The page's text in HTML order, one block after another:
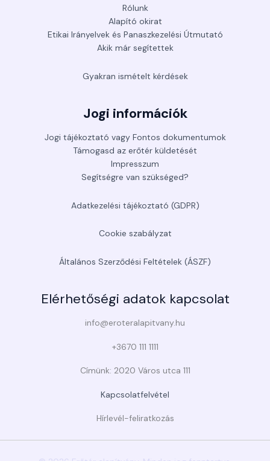
Rólunk
Alapító okirat
Etikai Irányelvek és Panaszkezelési Útmutató
Akik már segítettek
Gyakran ismételt kérdések
Jogi információk
Jogi tájékoztató vagy Fontos dokumentumok
Támogasd az erőtér küldetését
Impresszum
Segítségre van szükséged?
Adatkezelési tájékoztató (GDPR)
Cookie szabályzat
Általános Szerződési Feltételek (ÁSZF)
Elérhetőségi adatok kapcsolat
info@eroteralapitvany.hu
+3670 111 1111
Címünk: 2020 Város utca 111
Kapcsolatfelvétel
Hírlevél-feliratkozás